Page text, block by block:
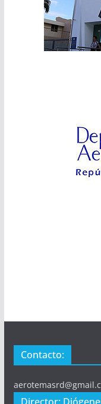
Contacto: